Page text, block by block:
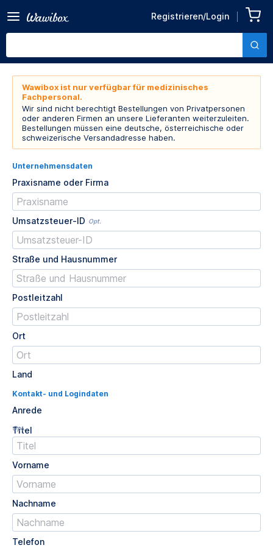
Registrieren/Login
Wawibox ist nur verfügbar für medizinisches
Fachpersonal.
Wir sind nicht berechtigt Bestellungen von Privatpersonen
oder anderen Firmen an unsere Lieferanten weiterzuleiten.
Bestellungen müssen eine deutsche, österreichische oder
schweizerische Versandadresse haben.
Unternehmensdaten
Praxisname oder Firma
Umsatzsteuer-ID Opt.
Straße und Hausnummer
Postleitzahl
Ort
Land
Kontakt- und Logindaten
Anrede
Titel
Opt.
Vorname
Nachname
Telefon